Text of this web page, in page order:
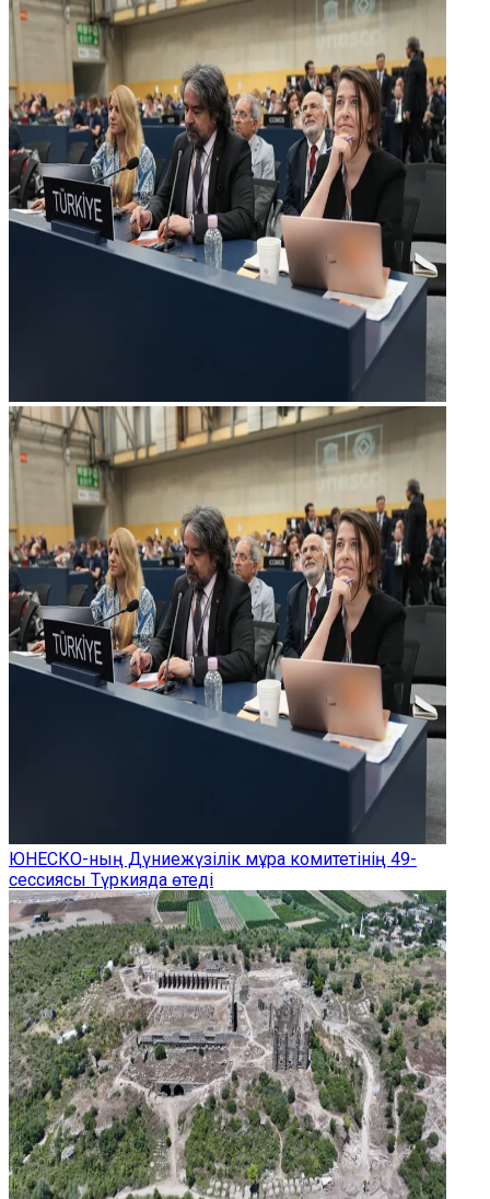
ЮНЕСКО-ның Дүниежүзілік мұра комитетінің 49-
сессиясы Түркияда өтеді